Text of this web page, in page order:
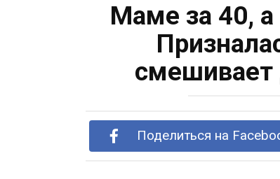
Маме за 40, а
Поделиться на